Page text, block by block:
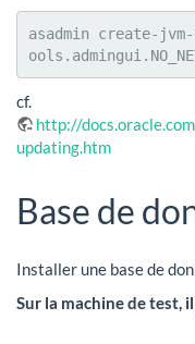
asadmin create-
cf.
http://
updating.htm
Base de
Installer une base de
Sur la machine de test,